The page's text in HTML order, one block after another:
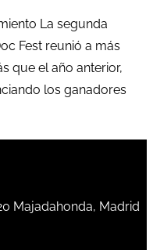
La segunda
Fest reunió a más
que el año anterior,
los ganadores
Majadahonda, Madrid